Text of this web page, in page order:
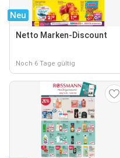
Neu
Netto Marken-Discount
Noch 6 Tage gültig